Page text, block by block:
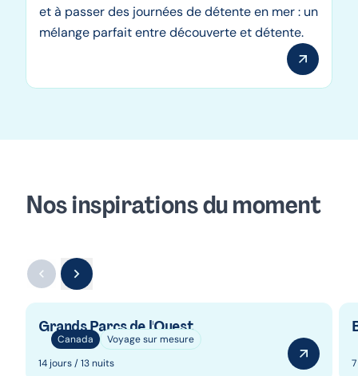
et à passer des journées de détente en mer : un
mélange parfait entre découverte et détente.
Nos inspirations du moment
Canada Voyage sur mesure
Grands Parcs de l'Ouest
14 jours / 13 nuits